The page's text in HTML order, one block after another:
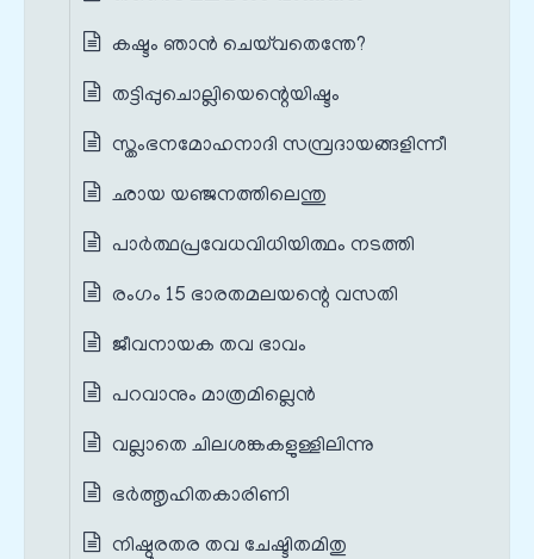
കഷ്ടം ഞാൻ ചെയ്‌വതെന്തേ?
തട്ടിപ്പുചൊല്ലിയെന്റെയിഷ്ടം
സ്തംഭനമോഹനാദി സമ്പ്രദായങ്ങളിന്നീ
ഛായ യഞ്ജനത്തിലെന്തു
പാർത്ഥപ്രവേധവിധിയിത്ഥം നടത്തി
രംഗം 15 ഭാരതമലയന്റെ വസതി
ജീവനായക തവ ഭാവം
പറവാനും മാത്രമില്ലെൻ
വല്ലാതെ ചിലശങ്കകളുള്ളിലിന്നു
ഭർത്തൃഹിതകാരിണി
നിഷ്ഠുരതര തവ ചേഷ്ടിതമിതു